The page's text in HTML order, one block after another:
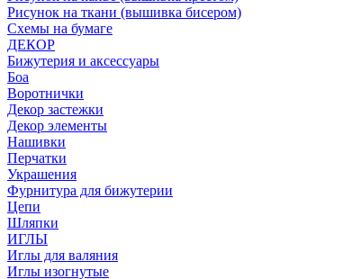
Рисунок на ткани (вышивка бисером)
Схемы на бумаге
ДЕКОР
Бижутерия и аксессуары
Боа
Воротнички
Декор застежки
Декор элементы
Нашивки
Перчатки
Украшения
Фурнитура для бижутерии
Цепи
Шляпки
ИГЛЫ
Иглы для валяния
Иглы изогнутые